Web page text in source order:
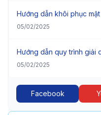
Hướng dẫn khôi phục mật
05/02/2025
Hướng dẫn quy trình giải
05/02/2025
Facebook